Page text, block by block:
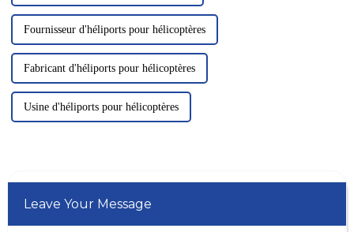
Fournisseur d'héliports pour hélicoptères
Fabricant d'héliports pour hélicoptères
Usine d'héliports pour hélicoptères
Leave Your Message